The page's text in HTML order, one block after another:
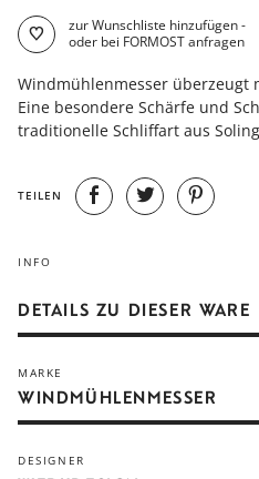
zur Wunschliste hinzufügen -
oder bei FORMOST anfragen
Windmühlenmesser überzeugt
Eine besondere Schärfe und
traditionelle Schliffart aus
TEILEN
INFO
DETAILS ZU DIESER WARE
wird im Gegensatz zu einer
dünner geschliffen mit einem
läuft spitz auf die Schneide zu.
MARKE
WINDMÜHLENMESSER
DESIGNER